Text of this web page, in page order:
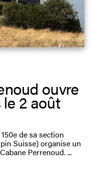
ouvre
2 août
de sa section
Suisse) organise un
Perrenoud.